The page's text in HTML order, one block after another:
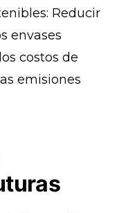
Reducir
envases
costos de
emisiones